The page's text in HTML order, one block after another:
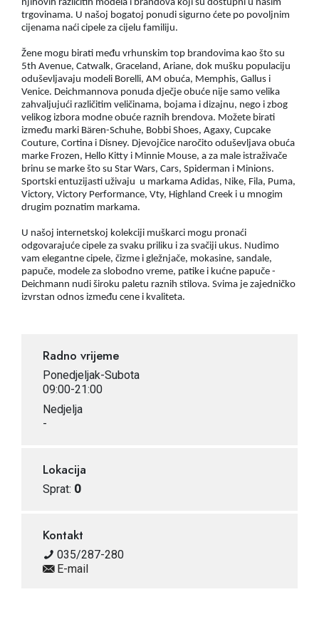
njihovih različitih modela i brandova koji su dostupni u našim
trgovinama. U našoj bogatoj ponudi sigurno ćete po povoljnim
cijenama naći cipele za cijelu familiju.
Žene mogu birati među vrhunskim top brandovima kao što su
5th Avenue, Catwalk, Graceland, Ariane, dok mušku populaciju
oduševljavaju modeli Borelli, AM obuća, Memphis, Gallus i
Venice. Deichmannova ponuda dječje obuće nije samo velika
zahvaljujući različitim veličinama, bojama i dizajnu, nego i zbog
velikog izbora modne obuće raznih brendova. Možete birati
između marki Bären-Schuhe, Bobbi Shoes, Agaxy, Cupcake
Couture, Cortina i Disney. Djevojčice naročito oduševljava obuća
marke Frozen, Hello Kitty i Minnie Mouse, a za male istraživače
brinu se marke što su Star Wars, Cars, Spiderman i Minions.
Sportski entuzijasti uživaju u markama Adidas, Nike, Fila, Puma,
Victory, Victory Performance, Vty, Highland Creek i u mnogim
drugim poznatim markama.
U našoj internetskoj kolekciji muškarci mogu pronaći
odgovarajuće cipele za svaku priliku i za svačiji ukus. Nudimo
vam elegantne cipele, čizme i gležnjače, mokasine, sandale,
papuče, modele za slobodno vreme, patike i kućne papuče -
Deichmann nudi široku paletu raznih stilova. Svima je zajedničko
izvrstan odnos između cene i kvaliteta.
Radno vrijeme
Ponedjeljak-Subota
09:00-21:00
Nedjelja
-
Lokacija
Sprat: 0
Kontakt
035/287-280
E-mail